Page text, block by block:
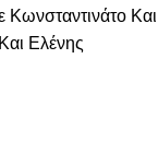
Και
Ελένης